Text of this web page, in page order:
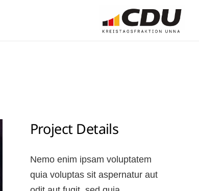
Project Details
Nemo enim ipsam voluptatem
quia voluptas sit aspernatur aut